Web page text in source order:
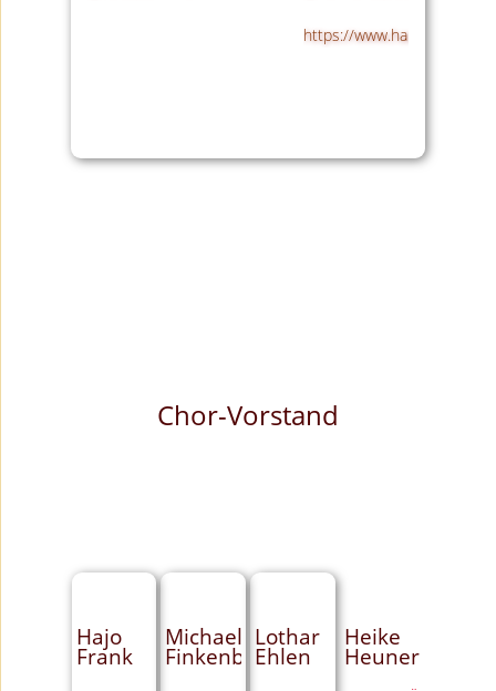
https://www.hanno-lotz.de
Chor-Vorstand
Hajo
Frank
Michael
Finkenberger
Lothar
Ehlen
Heike
Heuner